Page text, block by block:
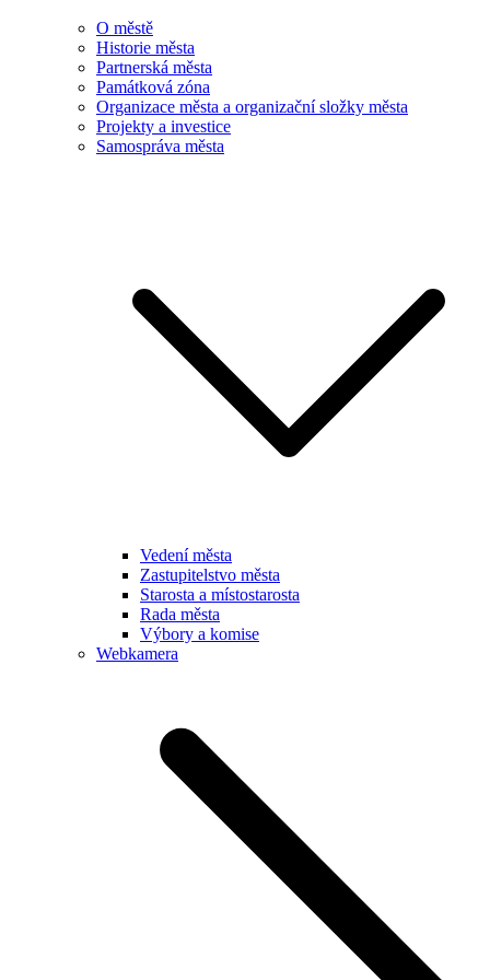
O městě
Historie města
Partnerská města
Památková zóna
Organizace města a organizační složky města
Projekty a investice
Samospráva města
Vedení města
Zastupitelstvo města
Starosta a místostarosta
Rada města
Výbory a komise
Webkamera